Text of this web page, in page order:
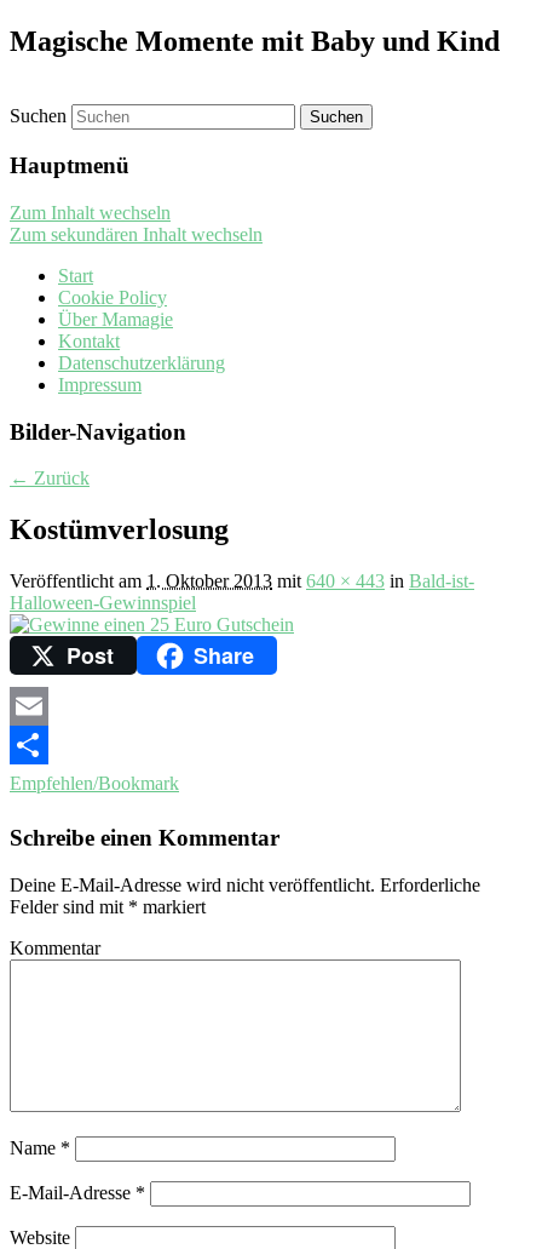
Magische Momente mit Baby und Kind
Suchen
Hauptmenü
Zum Inhalt wechseln
Zum sekundären Inhalt wechseln
Start
Cookie Policy
Über Mamagie
Kontakt
Datenschutzerklärung
Impressum
Bilder-Navigation
← Zurück
Kostümverlosung
Veröffentlicht am 1. Oktober 2013 mit 640 × 443 in Bald-ist-
Halloween-Gewinnspiel
Post Share
Email
Empfehlen/Bookmark
Schreibe einen Kommentar
Deine E-Mail-Adresse wird nicht veröffentlicht. Erforderliche
Felder sind mit * markiert
Kommentar
Name *
E-Mail-Adresse *
Website